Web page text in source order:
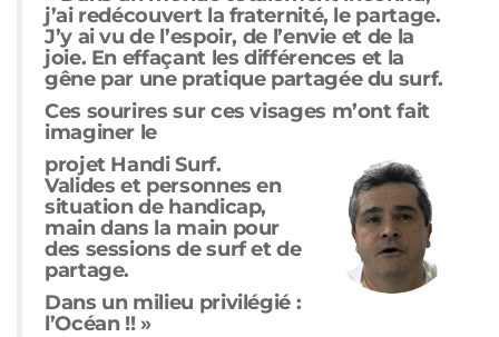
j’ai redécouvert la fraternité, le partage.
J’y ai vu de l’espoir, de l’envie et de la
joie. En effaçant les différences et la
gêne par une pratique partagée du surf.
Ces sourires sur ces visages m’ont fait
imaginer le
projet Handi Surf.
Valides et personnes en
situation de handicap,
main dans la main pour
des sessions de surf et de
partage.
Dans un milieu privilégié :
l’Océan!! »